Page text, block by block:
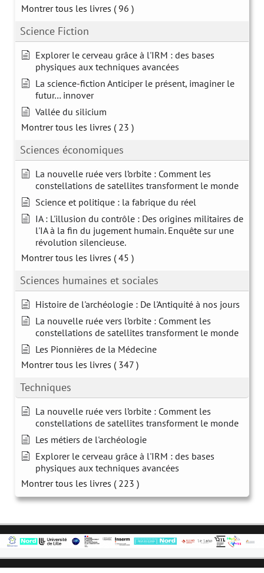
Montrer tous les livres ( 96 )
Science Fiction
Explorer le cerveau grâce à l'IRM : des bases
physiques aux techniques avancées
La science-fiction Anticiper le présent, imaginer le
futur… innover
Vallée du silicium
Montrer tous les livres ( 23 )
Sciences économiques
La nouvelle ruée vers l’orbite : Comment les
constellations de satellites transforment le monde
Science et politique : la fabrique du réel
IA : L'illusion du contrôle : Des origines militaires de
l'IA à la fin du jugement humain. Enquête sur une
révolution silencieuse.
Montrer tous les livres ( 45 )
Sciences humaines et sociales
Histoire de l'archéologie : De l'Antiquité à nos jours
La nouvelle ruée vers l’orbite : Comment les
constellations de satellites transforment le monde
Les Pionnières de la Médecine
Montrer tous les livres ( 347 )
Techniques
La nouvelle ruée vers l’orbite : Comment les
constellations de satellites transforment le monde
Les métiers de l'archéologie
Explorer le cerveau grâce à l'IRM : des bases
physiques aux techniques avancées
Montrer tous les livres ( 223 )